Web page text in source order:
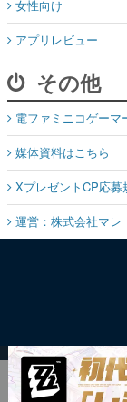
女性向け
アプリレビュー
その他
電ファミニコゲーマ
媒体資料はこちら
XプレゼントCP応募
運営：株式会社マレ